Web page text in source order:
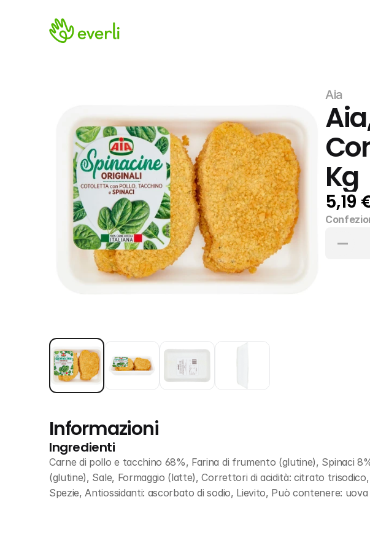
Aia
Kg
5,19
Informazioni
Ingredienti
Carne di pollo e tacchino 68%, Farina di frumento (glutine), Spinaci
(glutine), Sale, Formaggio (latte), Correttori di acidità: citrato
Spezie, Antiossidanti: ascorbato di sodio, Lievito, Può contenere: uova